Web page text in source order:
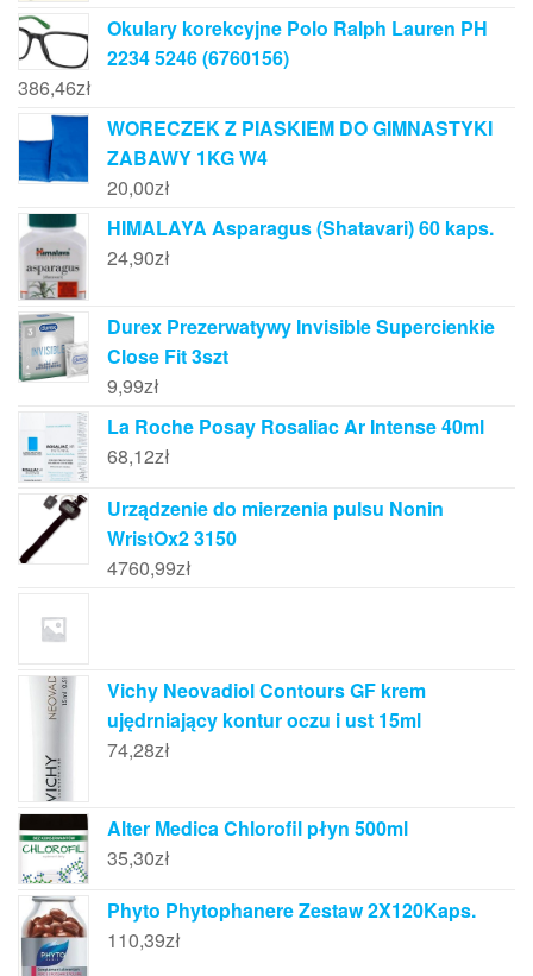
Okulary korekcyjne Polo Ralph Lauren PH
2234 5246 (6760156)
386,46zł
WORECZEK Z PIASKIEM DO GIMNASTYKI
ZABAWY 1KG W4
20,00zł
HIMALAYA Asparagus (Shatavari) 60 kaps.
24,90zł
Durex Prezerwatywy Invisible Supercienkie
Close Fit 3szt
9,99zł
La Roche Posay Rosaliac Ar Intense 40ml
68,12zł
Urządzenie do mierzenia pulsu Nonin
WristOx2 3150
4760,99zł
Vichy Neovadiol Contours GF krem
ujędrniający kontur oczu i ust 15ml
74,28zł
Alter Medica Chlorofil płyn 500ml
35,30zł
Phyto Phytophanere Zestaw 2X120Kaps.
110,39zł